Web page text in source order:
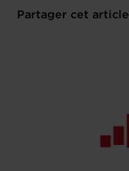
Partager cet article